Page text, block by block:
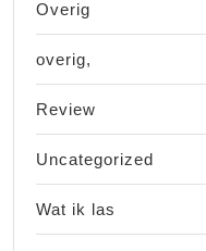
Overig
overig,
Review
Uncategorized
Wat ik las